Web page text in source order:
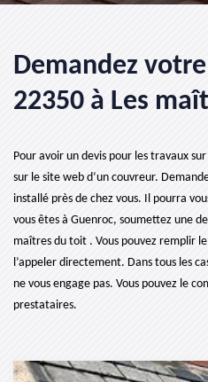
Demandez
22350 à Les
Pour avoir un devis pour les travaux
sur le site web d’un couvreur.
installé près de chez vous. Il pourra
vous êtes à Guenroc, soumettez une
maîtres du toit . Vous pouvez remplir
l’appeler directement. Dans tous les
ne vous engage pas. Vous pouvez le
prestataires.